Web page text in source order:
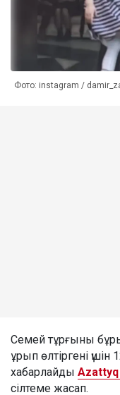
Фото: instagram /
Семей тұрғыны
ұрып өлтіргені
хабарлайды Azattyq
сілтеме жасап.